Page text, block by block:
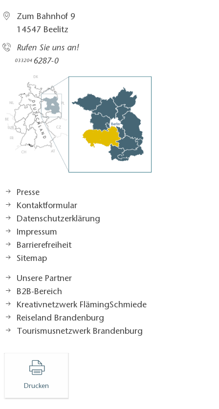
Zum Bahnhof 9
14547 Beelitz
Rufen Sie uns an!
033204 6287-0
Presse
Kontaktformular
Datenschutzerklärung
Impressum
Barrierefreiheit
Sitemap
Unsere Partner
B2B-Bereich
Kreativnetzwerk FlämingSchmiede
Reiseland Brandenburg
Tourismusnetzwerk Brandenburg
Drucken